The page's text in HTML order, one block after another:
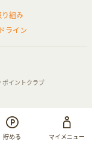
貯める マイメニュー
組み
ライン
ポイントクラブ